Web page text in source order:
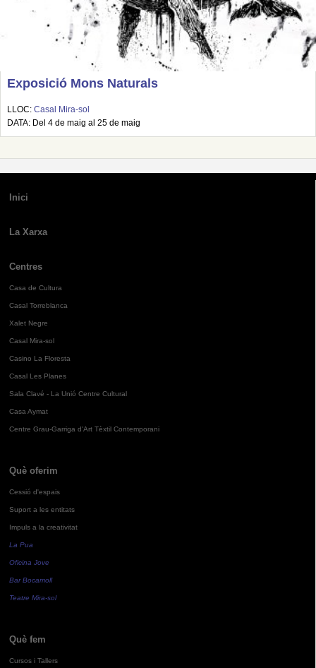
Exposició Mons Naturals
LLOC: Casal Mira-sol
DATA: Del 4 de maig al 25 de maig
Inici
La Xarxa
Centres
Casa de Cultura
Casal Torreblanca
Xalet Negre
Casal Mira-sol
Casino La Floresta
Casal Les Planes
Sala Clavé - La Unió Centre Cultural
Casa Aymat
Centre Grau-Garriga d'Art Tèxtil Contemporani
Què oferim
Cessió d'espais
Suport a les entitats
Impuls a la creativitat
La Pua
Oficina Jove
Bar Bocamoll
Teatre Mira-sol
Què fem
Cursos i Tallers